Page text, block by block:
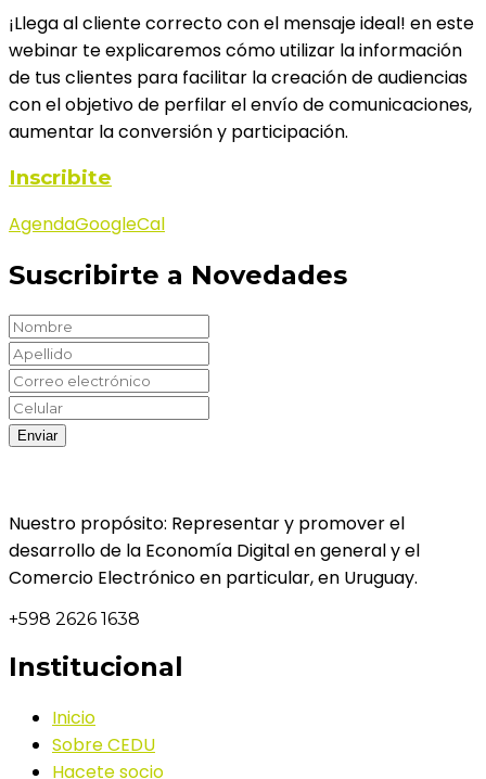
¡Llega al cliente correcto con el mensaje ideal! en este
webinar te explicaremos cómo utilizar la información
de tus clientes para facilitar la creación de audiencias
con el objetivo de perfilar el envío de comunicaciones,
aumentar la conversión y participación.
Inscribite
AgendaGoogleCal
Suscribirte a Novedades
Nuestro propósito: Representar y promover el
desarrollo de la Economía Digital en general y el
Comercio Electrónico en particular, en Uruguay.
+598 2626 1638
Institucional
Inicio
Sobre CEDU
Hacete socio